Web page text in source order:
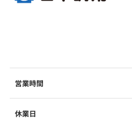
営業時間
休業日